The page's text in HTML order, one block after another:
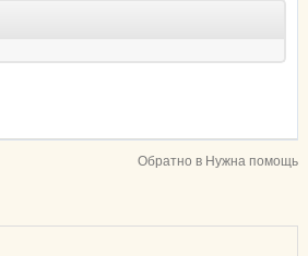
Обратно в Нужна помощь